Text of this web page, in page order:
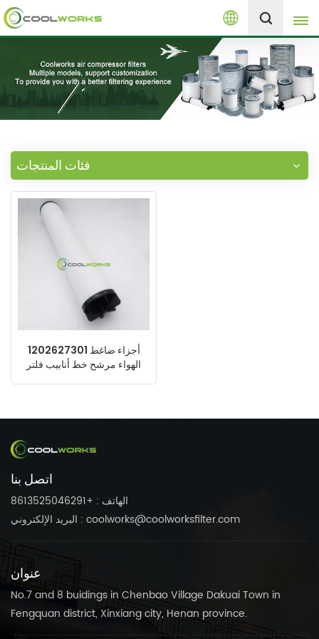
العربية
English
español
العربية
русский
+8613525046291
فئات المنتجات
1202627301 أجزاء ضاغط
الهواء مرشح خط أنابيب فلتر
اتصل بنا
الهاتف : +8613525046291
البريد الإلكتروني : coolworks@coolworksfilter.com
عنوان
No.7 and 8 buidings in Chenbao Village Dakuai Town in
Fengquan district, Xinxiang city, Henan province.